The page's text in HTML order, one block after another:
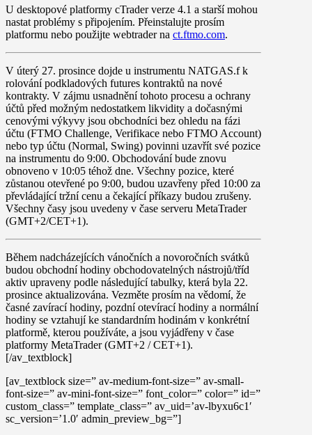
U desktopové platformy cTraderverze 4.1 a starší mohou
nastat problémy s připojením. Přeinstalujte prosím
platformu nebo použijte webtrader na ct.ftmo.com.
V úterý 27. prosince dojde u instrumentu NATGAS.fk
rolování podkladových futures kontraktů na nové
kontrakty. V zájmu usnadnění tohoto procesu a ochrany
účtů před možným nedostatkem likvidity a dočasnými
cenovými výkyvy jsou obchodníci bez ohledu na fázi
účtu (FTMO Challenge, Verifikace nebo FTMO Account)
nebo typ účtu (Normal, Swing) povinni uzavřít své pozice
na instrumentu do 9:00. Obchodování bude znovu
obnoveno v 10:05 téhož dne. Všechny pozice, které
zůstanou otevřené po 9:00, budou uzavřeny před 10:00 za
převládající tržní cenu a čekající příkazy budou zrušeny.
Všechny časy jsou uvedeny v čase serveru MetaTrader
(GMT+2/CET+1).
Během nadcházejících vánočních a novoročních svátků
budou obchodní hodiny obchodovatelných nástrojů/tříd
aktiv upraveny podle následující tabulky, která byla 22.
prosince aktualizována. Vezměte prosím na vědomí, že
časné zavírací hodiny, pozdní otevírací hodiny a normální
hodiny se vztahují ke standardním hodinám v konkrétní
platformě, kterou používáte, a jsou vyjádřeny v čase
platformy MetaTrader (GMT+2 / CET+1).
[/av_textblock]
[av_textblock size=” av-medium-font-size=” av-small-
font-size=” av-mini-font-size=” font_color=” color=” id=”
custom_class=” template_class=” av_uid=’av-lbyxu6c1′
sc_version=’1.0′ admin_preview_bg=”]